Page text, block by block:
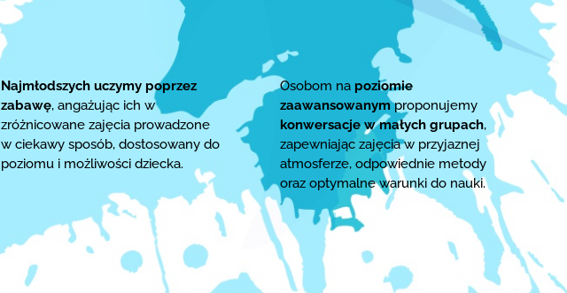
Najmłodszych uczymy poprzez
zabawę, angażując ich w
zróżnicowane zajęcia prowadzone
w ciekawy sposób, dostosowany do
poziomu i możliwości dziecka.
Osobom na poziomie
zaawansowanymproponujemy
konwersacje w małych grupach,
zapewniając zajęcia w przyjaznej
atmosferze, odpowiednie metody
oraz optymalne warunki do nauki.